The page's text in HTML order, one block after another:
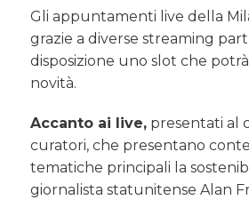
Gli appuntamenti live della
grazie a diverse streaming
disposizione uno slot che
novità.
Accanto ai live, presentati al
curatori, che presentano
tematiche principali la
giornalista statunitense Alan